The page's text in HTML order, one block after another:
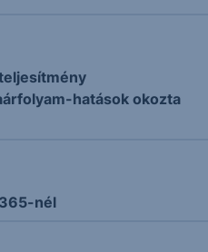
hatások okozta
365-nél